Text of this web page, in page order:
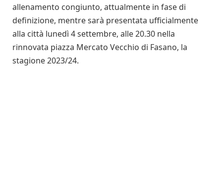
allenamento congiunto, attualmente in fase di
definizione, mentre sarà presentata ufficialmente
alla città lunedì 4 settembre, alle 20.30 nella
rinnovata piazza Mercato Vecchio di Fasano, la
stagione 2023/24.